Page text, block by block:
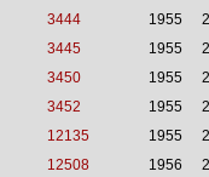
3444 1955
3445 1955
3450 1955
3452 1955
12135 1955
12508 1956